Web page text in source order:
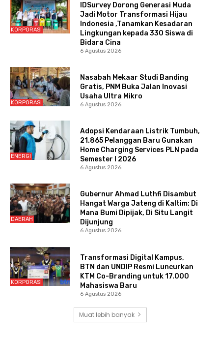
KORPORASI
IDSurvey Dorong Generasi Muda
Jadi Motor Transformasi Hijau
Indonesia ,Tanamkan Kesadaran
Lingkungan kepada 330 Siswa di
Bidara Cina
6 Agustus 2026
KORPORASI
Nasabah Mekaar Studi Banding
Gratis, PNM Buka Jalan Inovasi
Usaha Ultra Mikro
6 Agustus 2026
ENERGI
Adopsi Kendaraan Listrik Tumbuh,
21.865 Pelanggan Baru Gunakan
Home Charging Services PLN pada
Semester I 2026
6 Agustus 2026
DAERAH
Gubernur Ahmad Luthfi Disambut
Hangat Warga Jateng di Kaltim: Di
Mana Bumi Dipijak, Di Situ Langit
Dijunjung
6 Agustus 2026
KORPORASI
Transformasi Digital Kampus,
BTN dan UNDIP Resmi Luncurkan
KTM Co-Branding untuk 17.000
Mahasiswa Baru
6 Agustus 2026
Muat lebih banyak